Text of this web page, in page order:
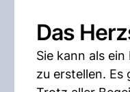
Das
Sie kann als
zu erstellen.